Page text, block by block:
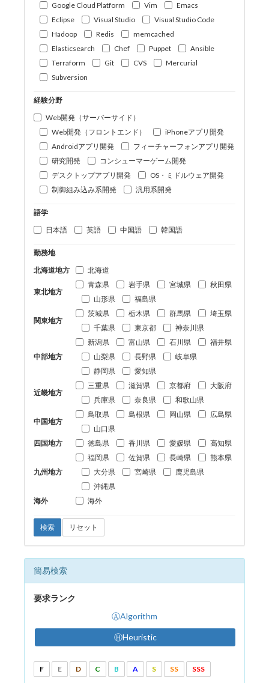
Google Cloud Platform
Vim
Emacs
Eclipse
Visual Studio
Visual Studio Code
Hadoop
Redis
memcached
Elasticsearch
Chef Puppet
Ansible
Terraform
Git CVS
Mercurial
Subversion
経験分野
Web開発（サーバーサイド）
Web開発（フロントエンド）
iPhoneアプリ開発
Androidアプリ開発
フィーチャーフォンアプリ開発
研究開発
コンシューマーゲーム開発
デスクトップアプリ開発
OS・ミドルウェア開発
制御組み込み系開発
汎用系開発
語学
日本語
英語 中国語 韓国語
勤務地
北海道地方
北海道
東北地方
青森県 岩手県 宮城県
秋田県
山形県
福島県
関東地方
茨城県 栃木県 群馬県
埼玉県
千葉県
東京都 神奈川県
中部地方
新潟県 富山県 石川県
福井県
山梨県
長野県
岐阜県
静岡県
愛知県
近畿地方
三重県 滋賀県 京都府
大阪府
兵庫県
奈良県 和歌山県
中国地方
鳥取県 島根県 岡山県
広島県
山口県
四国地方
徳島県 香川県 愛媛県 高知県
九州地方
福岡県 佐賀県 長崎県
熊本県
大分県
宮崎県
鹿児島県
沖縄県
海外
海外
検索 リセット
簡易検索
要求ランク
ⒶAlgorithm
ⒽHeuristic
F E D C B A S SS SSS